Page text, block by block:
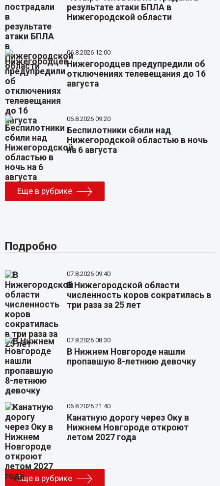
результате атаки БПЛА в
Нижегородской области
06.8.2026 12:00
Нижегородцев предупредили об
отключениях телевещания до 16
августа
06.8.2026 09:20
Беспилотники сбили над
Нижегородской областью в ночь
на 6 августа
Еще в рубрике
Подробно
07.8.2026 09:40
В Нижегородской области
численность коров сократилась в
три раза за 25 лет
07.8.2026 08:30
В Нижнем Новгороде нашли
пропавшую 8-летнюю девочку
06.8.2026 21:40
Канатную дорогу через Оку в
Нижнем Новгороде откроют
летом 2027 года
Еще в рубрике